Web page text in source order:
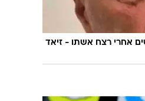
אחרי רצח אשתו - זיאד